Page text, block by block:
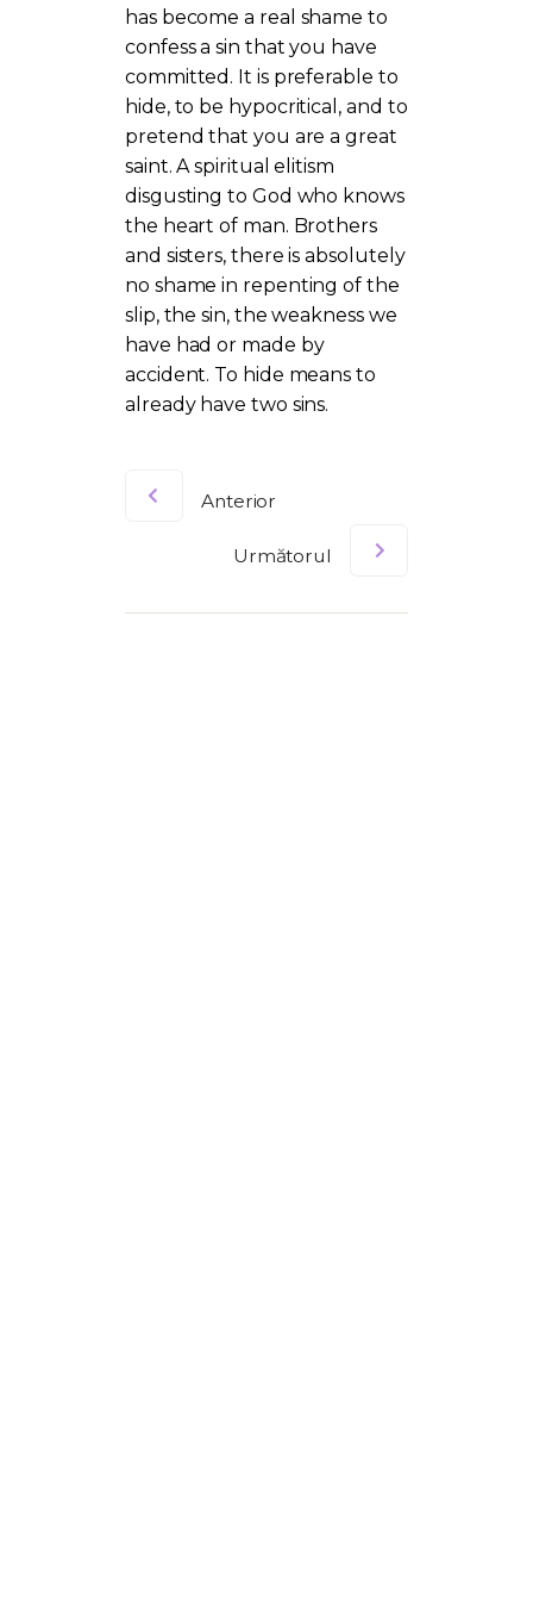
has become a real shame to
confess a sin that you have
committed. It is preferable to
hide, to be hypocritical, and to
pretend that you are a great
saint. A spiritual elitism
disgusting to God who knows
the heart of man. Brothers
and sisters, there is absolutely
no shame in repenting of the
slip, the sin, the weakness we
have had or made by
accident. To hide means to
already have two sins.
Anterior
Următorul